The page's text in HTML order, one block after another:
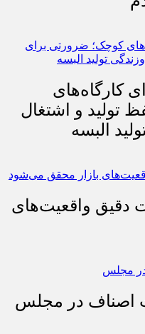
کارگاه‌های
تولید و اشتغال
البسه
دقیق واقعیت‌های
اصناف در مجلس